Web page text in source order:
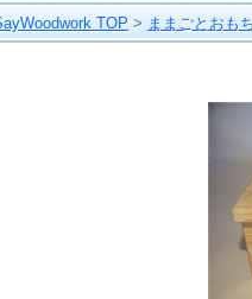
TOP > ままごとおも